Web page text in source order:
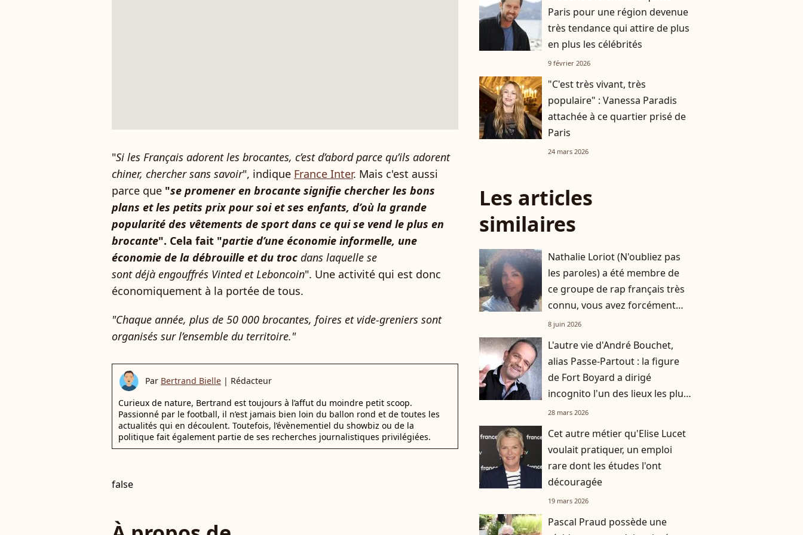
"Si les Français adorent les brocantes, c’est d’abord parce qu’ils adorent
chiner, chercher sans savoir", indique France Inter. Mais c'est aussi
parce que "se promener en brocante signifie chercher les bons
plans et les petits prix pour soi et ses enfants, d’où la grande
popularité des vêtements de sport dans ce qui se vend le plus en
brocante". Cela fait "partie d’une économie informelle, une
économie de la débrouille et du troc dans laquelle se
sont déjà engouffrés Vinted et Leboncoin". Une activité qui est donc
économiquement à la portée de tous.
"Chaque année, plus de 50 000 brocantes, foires et vide-greniers sont
organisés sur l’ensemble du territoire."
Par Bertrand Bielle | Rédacteur
Curieux de nature, Bertrand est toujours à l’affut du moindre petit scoop.
Passionné par le football, il n’est jamais bien loin du ballon rond et de toutes les
actualités qui en découlent. Toutefois, l’évènementiel du showbiz ou de la
politique fait également partie de ses recherches journalistiques privilégiées.
false
Paris pour une région devenue
très tendance qui attire de plus
en plus les célébrités
9 février 2026
"C'est très vivant, très
populaire" : Vanessa Paradis
attachée à ce quartier prisé de
Paris
24 mars 2026
Les articles
similaires
Nathalie Loriot (N'oubliez pas
les paroles) a été membre de
ce groupe de rap français très
connu, vous avez forcément
dansé sur son tube en 1995
8 juin 2026
L'autre vie d'André Bouchet,
alias Passe-Partout : la figure
de Fort Boyard a dirigé
incognito l'un des lieux les plus
fréquentés de Paris
28 mars 2026
Cet autre métier qu'Elise Lucet
voulait pratiquer, un emploi
rare dont les études l'ont
découragée
19 mars 2026
Pascal Praud possède une